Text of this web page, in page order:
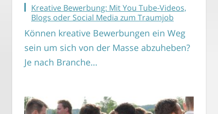
Kreative Bewerbung: Mit You Tube-Videos,
Blogs oder Social Media zum Traumjob
Können kreative Bewerbungen ein Weg
sein um sich von der Masse abzuheben?
Je nach Branche…